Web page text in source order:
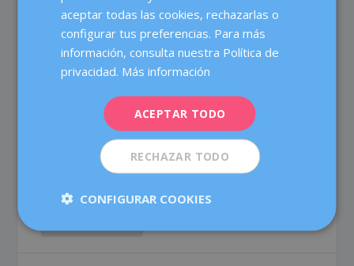
ALARMARTE, PERO SÍ CONSULTAR
Dexeus Mujer
Buenos hábitos
El dolor de mamas es uno de los motivos de consulta
aceptar todas las cookies, rechazarlas o
configurar tus preferencias. Para más
información, consulta nuestra Política de
privacidad. Más información
ACEPTAR TODO
RECHAZAR TODO
CONFIGURAR COOKIES